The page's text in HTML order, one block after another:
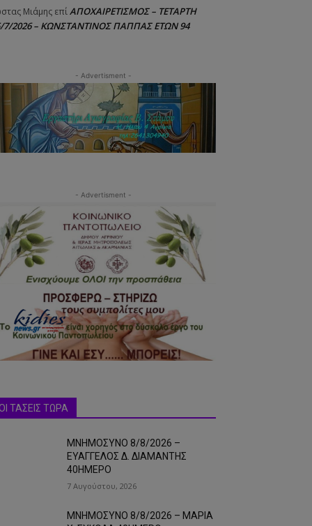
Μιάμης επίΑΠΟΧΑΙΡΕΤΙΣΜΟΣ – ΤΕΤΑΡΤΗ
7/2026 – ΚΩΝΣΤΑΝΤΙΝΟΣ ΠΑΠΠΑΣ ΕΤΩΝ 94
- Advertisment -
- Advertisment -
ΤΑΣΕΙΣ ΤΩΡΑ
ΜΝΗΜΟΣΥΝΟ 8/8/2026 –
ΕΥΑΓΓΕΛΟΣ Δ. ΔΙΑΜΑΝΤΗΣ
40ΗΜΕΡΟ
7 Αυγούστου, 2026
ΜΝΗΜΟΣΥΝΟ 8/8/2026 – ΜΑΡΙΑ